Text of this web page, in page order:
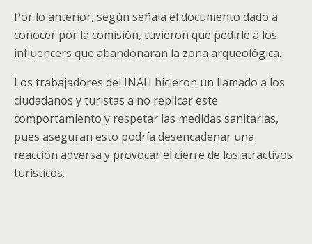
Por lo anterior, según señala el documento dado a
conocer por la comisión, tuvieron que pedirle a los
influencers que abandonaran la zona arqueológica.
Los trabajadores del INAH hicieron un llamado a los
ciudadanos y turistas a no replicar este
comportamiento y respetar las medidas sanitarias,
pues aseguran esto podría desencadenar una
reacción adversa y provocar el cierre de los atractivos
turísticos.